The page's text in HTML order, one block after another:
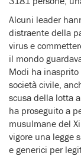
Alcuni leader
distraente della
virus e
il mondo
Modi ha
società civile,
scusa della lotta
ha proseguito a
musulmane del
vigore una legge
e generici per